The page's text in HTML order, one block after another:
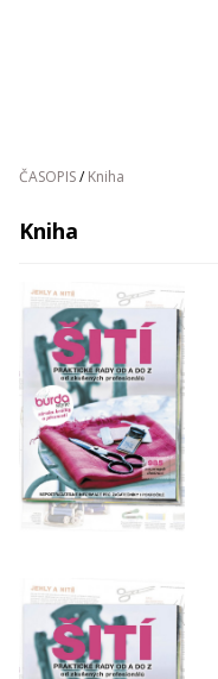
ČASOPIS/ Kniha
Kniha